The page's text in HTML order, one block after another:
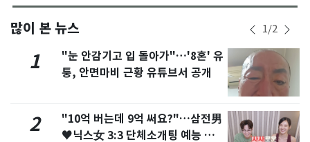
많이 본 뉴스 1/2
1
"눈 안감기고 입 돌아가"…'8혼' 유
퉁, 안면마비 근황 유튜브서 공개
2
"10억 버는데 9억 써요?"…삼전男
♥닉스女 3:3 단체소개팅 예능 화